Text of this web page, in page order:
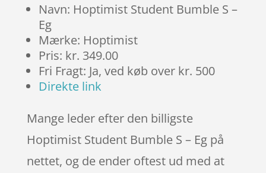
Navn: Hoptimist Student Bumble S –
Eg
Mærke: Hoptimist
Pris: kr. 349.00
Fri Fragt: Ja, ved køb over kr. 500
Direkte link
Mange leder efter den billigste
Hoptimist Student Bumble S – Eg på
nettet, og de ender oftest ud med at